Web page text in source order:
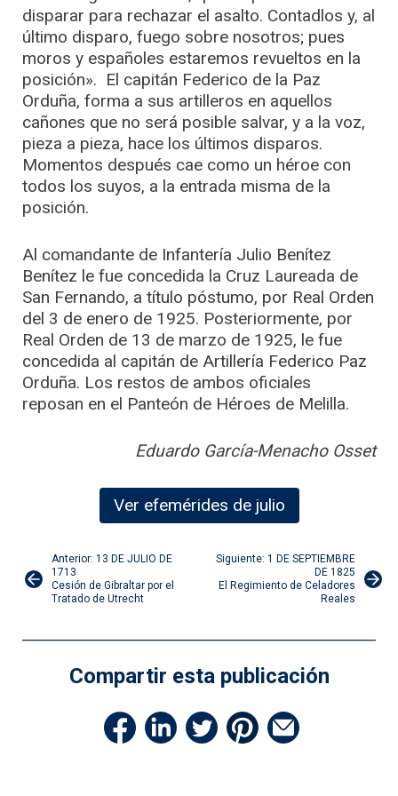
disparar para rechazar el asalto. Contadlos y, al
último disparo, fuego sobre nosotros; pues
moros y españoles estaremos revueltos en la
posición». El capitán Federico de la Paz
Orduña, forma a sus artilleros en aquellos
cañones que no será posible salvar, y a la voz,
pieza a pieza, hace los últimos disparos.
Momentos después cae como un héroe con
todos los suyos, a la entrada misma de la
posición.
Al comandante de Infantería Julio Benítez
Benítez le fue concedida la Cruz Laureada de
San Fernando, a título póstumo, por Real Orden
del 3 de enero de 1925. Posteriormente, por
Real Orden de 13 de marzo de 1925, le fue
concedida al capitán de Artillería Federico Paz
Orduña. Los restos de ambos oficiales
reposan en el Panteón de Héroes de Melilla.
Eduardo García-Menacho Osset
Ver efemérides de julio
Navegación
de
entradas
Anterior: 13 DE JULIO DE
1713
Cesión de Gibraltar por el
Tratado de Utrecht
Siguiente: 1 DE SEPTIEMBRE
DE 1825
El Regimiento de Celadores
Reales
Compartir esta publicación